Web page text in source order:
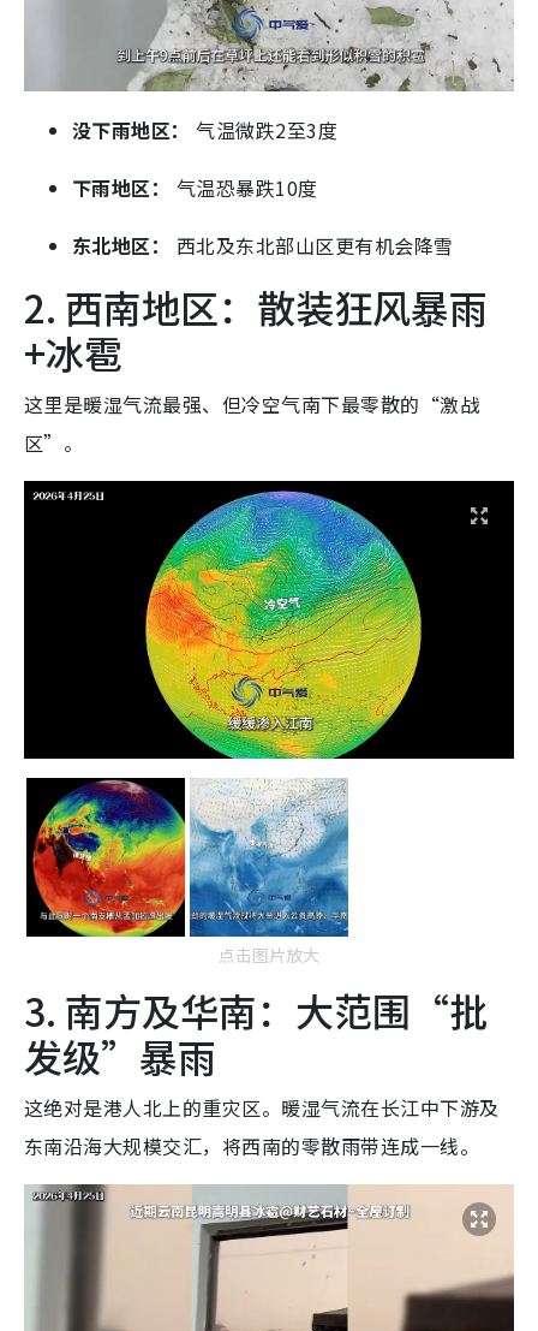
没下雨地区：
气温微跌2至3度
下雨地区：
气温恐暴跌10度
东北地区：
西北及东北部山区更有机会降雪
2. 西南地区：散装狂风暴雨
+冰雹
这里是暖湿气流最强、但冷空气南下最零散的“激战
区”。
点击图片放大
3. 南方及华南：大范围“批
发级”暴雨
这绝对是港人北上的重灾区。暖湿气流在长江中下游及
东南沿海大规模交汇，将西南的零散雨带连成一线。